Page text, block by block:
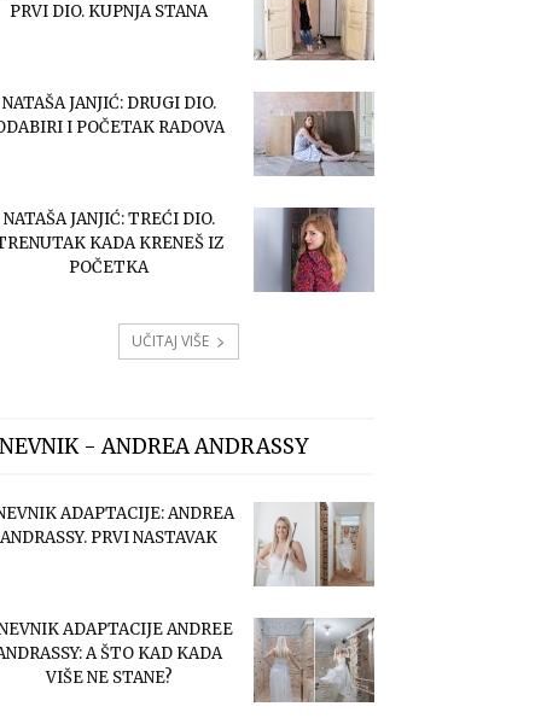
PRVI DIO. KUPNJA STANA
NATAŠA JANJIĆ: DRUGI DIO.
I POČETAK RADOVA
NATAŠA JANJIĆ: TREĆI DIO.
KADA KRENEŠ IZ
POČETKA
UČITAJ VIŠE
- ANDREA ANDRASSY
ADAPTACIJE: ANDREA
ANDRASSY. PRVI NASTAVAK
ADAPTACIJE ANDREE
A ŠTO KAD KADA
VIŠE NE STANE?